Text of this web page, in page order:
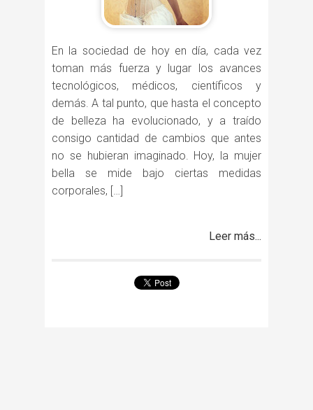
En la sociedad de hoy en día, cada vez
toman más fuerza y lugar los avances
tecnológicos, médicos, científicos y
demás. A tal punto, que hasta el concepto
de belleza ha evolucionado, y a traído
consigo cantidad de cambios que antes
no se hubieran imaginado. Hoy, la mujer
bella se mide bajo ciertas medidas
corporales, […]
Leer más...